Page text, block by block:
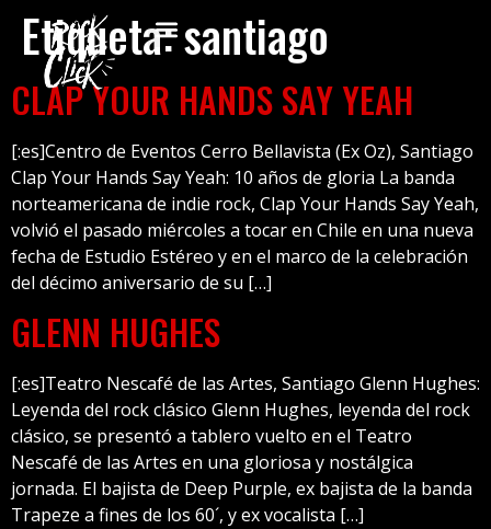
Etiqueta:santiago
CLAP YOUR HANDS SAY YEAH
[:es]Centro de Eventos Cerro Bellavista (Ex Oz), Santiago
Clap Your Hands Say Yeah: 10 años de gloria La banda
norteamericana de indie rock, Clap Your Hands Say Yeah,
volvió el pasado miércoles a tocar en Chile en una nueva
fecha de Estudio Estéreo y en el marco de la celebración
del décimo aniversario de su […]
GLENN HUGHES
[:es]Teatro Nescafé de las Artes, Santiago Glenn Hughes:
Leyenda del rock clásico Glenn Hughes, leyenda del rock
clásico, se presentó a tablero vuelto en el Teatro
Nescafé de las Artes en una gloriosa y nostálgica
jornada. El bajista de Deep Purple, ex bajista de la banda
Trapeze a fines de los 60´, y ex vocalista […]